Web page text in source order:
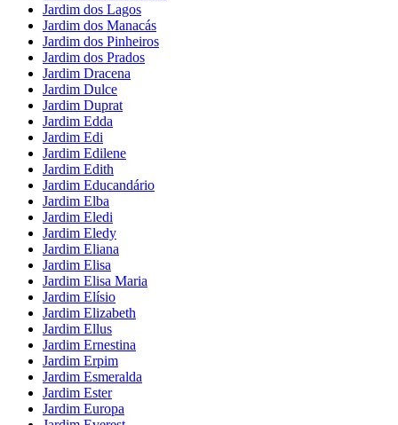
Jardim dos Lagos
Jardim dos Manacás
Jardim dos Pinheiros
Jardim dos Prados
Jardim Dracena
Jardim Dulce
Jardim Duprat
Jardim Edda
Jardim Edi
Jardim Edilene
Jardim Edith
Jardim Educandário
Jardim Elba
Jardim Eledi
Jardim Eledy
Jardim Eliana
Jardim Elisa
Jardim Elisa Maria
Jardim Elísio
Jardim Elizabeth
Jardim Ellus
Jardim Ernestina
Jardim Erpim
Jardim Esmeralda
Jardim Ester
Jardim Europa